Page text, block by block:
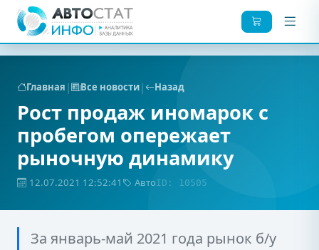
Главная | Все новости| Назад
Рост продаж иномарок с
пробегом опережает
рыночную динамику
12.07.2021 12:52:41 АвтоID: 10505
За январь-май 2021 года рынок б/у